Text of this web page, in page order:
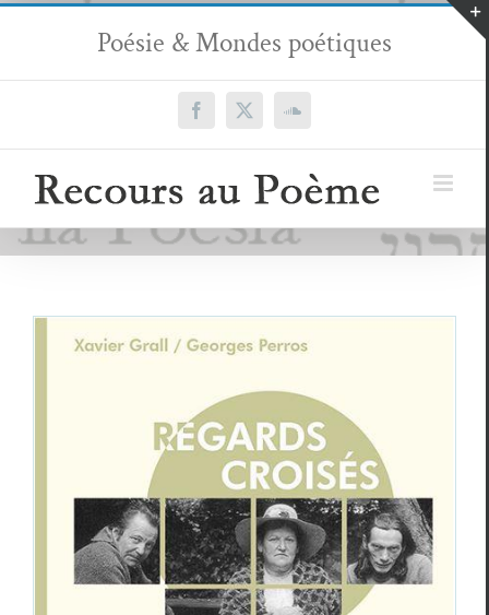
Passer
contenu
Poésie & Mondes poétiques
Facebook
X SoundCloud